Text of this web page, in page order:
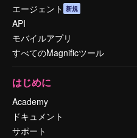
エージェント 新規
API
モバイルアプリ
すべてのMagnificツール
はじめに
Academy
ドキュメント
サポート